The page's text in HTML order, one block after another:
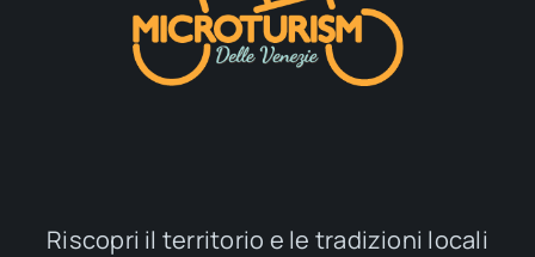
Riscopri il territorio e le tradizioni locali